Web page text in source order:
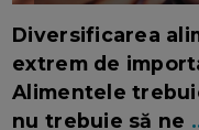
Diversificarea
extrem de
Alimentele
nu trebuie să ne